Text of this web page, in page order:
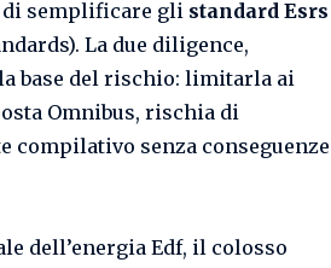
semplificare gli standard Esrs
La due diligence,
base del rischio: limitarla ai
Omnibus, rischia di
senza conseguenze
dell’energia Edf, il colosso